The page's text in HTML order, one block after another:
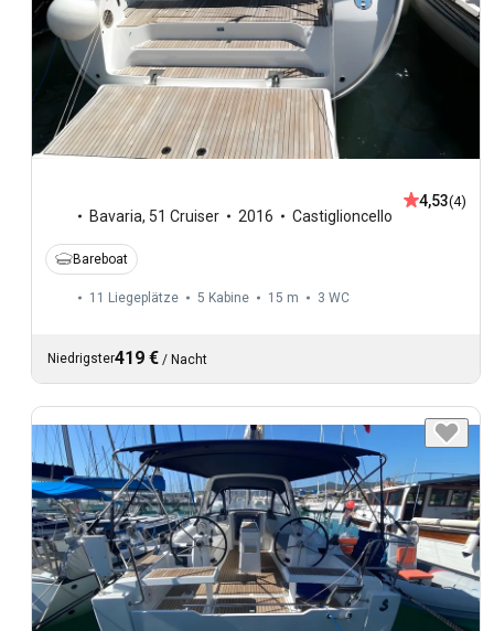
Bavaria, 51 Cruiser 2016 Castiglioncello
4,53(4)
Bareboat
11 Liegeplätze 5 Kabine 15 m 3 WC
Niedrigster419 € / Nacht